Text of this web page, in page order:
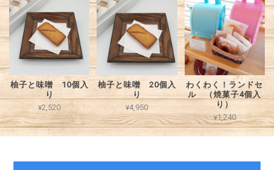
柚子と味噌 10個入
り
¥2,520
柚子と味噌 20個入
り
¥4,950
わくわく！ランドセ
ル （焼菓子4個入
り）
¥1,240